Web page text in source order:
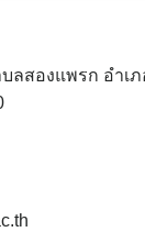
ลสองแพรก อำเภ